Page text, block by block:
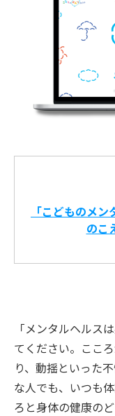
「こどものメ
のこ
「メンタルヘルス
てください。ここ
り、動揺といった
な人でも、いつも
ろと身体の健康の